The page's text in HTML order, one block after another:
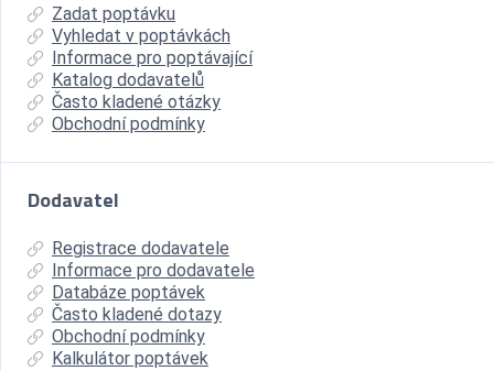
Zadat poptávku
Vyhledat v poptávkách
Informace pro poptávající
Katalog dodavatelů
Často kladené otázky
Obchodní podmínky
Dodavatel
Registrace dodavatele
Informace pro dodavatele
Databáze poptávek
Často kladené dotazy
Obchodní podmínky
Kalkulátor poptávek